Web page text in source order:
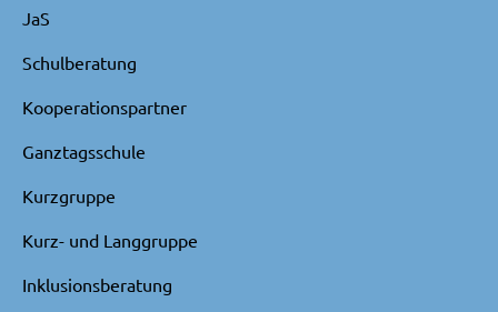
JaS
Schulberatung
Kooperationspartner
Ganztagsschule
Kurzgruppe
Kurz- und Langgruppe
Inklusionsberatung